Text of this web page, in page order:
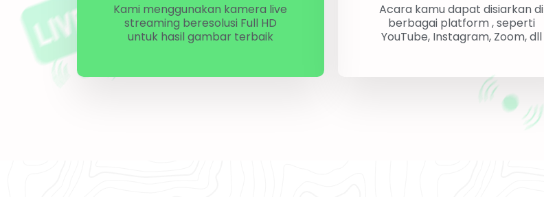
Kami menggunakan kamera live
streaming beresolusi Full HD
untuk hasil gambar terbaik
Acara kamu dapat disiarkan di
berbagai platform , seperti
YouTube, Instagram, Zoom, dll